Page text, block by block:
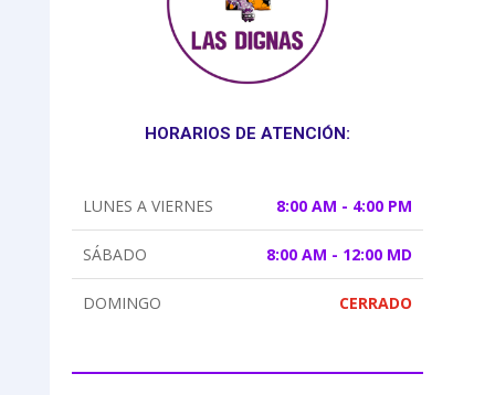
HORARIOS DE ATENCIÓN:
LUNES A VIERNES 8:00 AM - 4:00 PM
SÁBADO 8:00 AM - 12:00 MD
DOMINGO CERRADO